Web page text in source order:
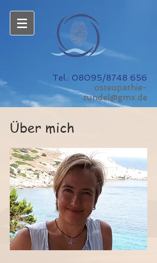
Tel.: 08095/8748 656
osteopathie-
zundel@gmx.de
Über mich